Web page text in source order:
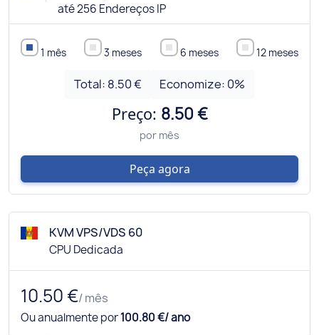
até 256 Endereços IP
1 mês 3 meses 6 meses 12 meses
Total: 8.50 € Economize: 0%
Preço: 8.50 €
por mês
Peça agora
KVM VPS/VDS 60
CPU Dedicada
10.50 €/ mês
Ou anualmente por100.80 €/ ano